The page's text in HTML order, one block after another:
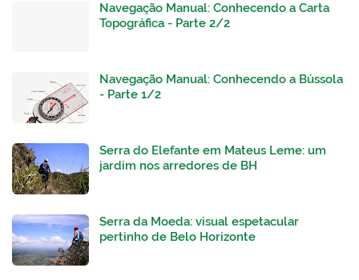
Navegação Manual: Conhecendo a Carta
Topográfica - Parte 2/2
Navegação Manual: Conhecendo a Bússola
- Parte 1/2
Serra do Elefante em Mateus Leme: um
jardim nos arredores de BH
Serra da Moeda: visual espetacular
pertinho de Belo Horizonte